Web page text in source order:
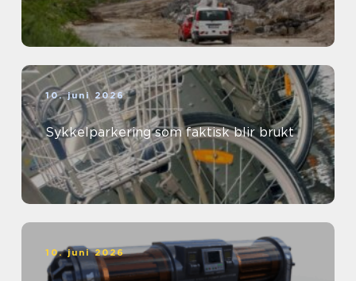
10. juni 2026
Sykkelparkering som faktisk blir brukt
10. juni 2026